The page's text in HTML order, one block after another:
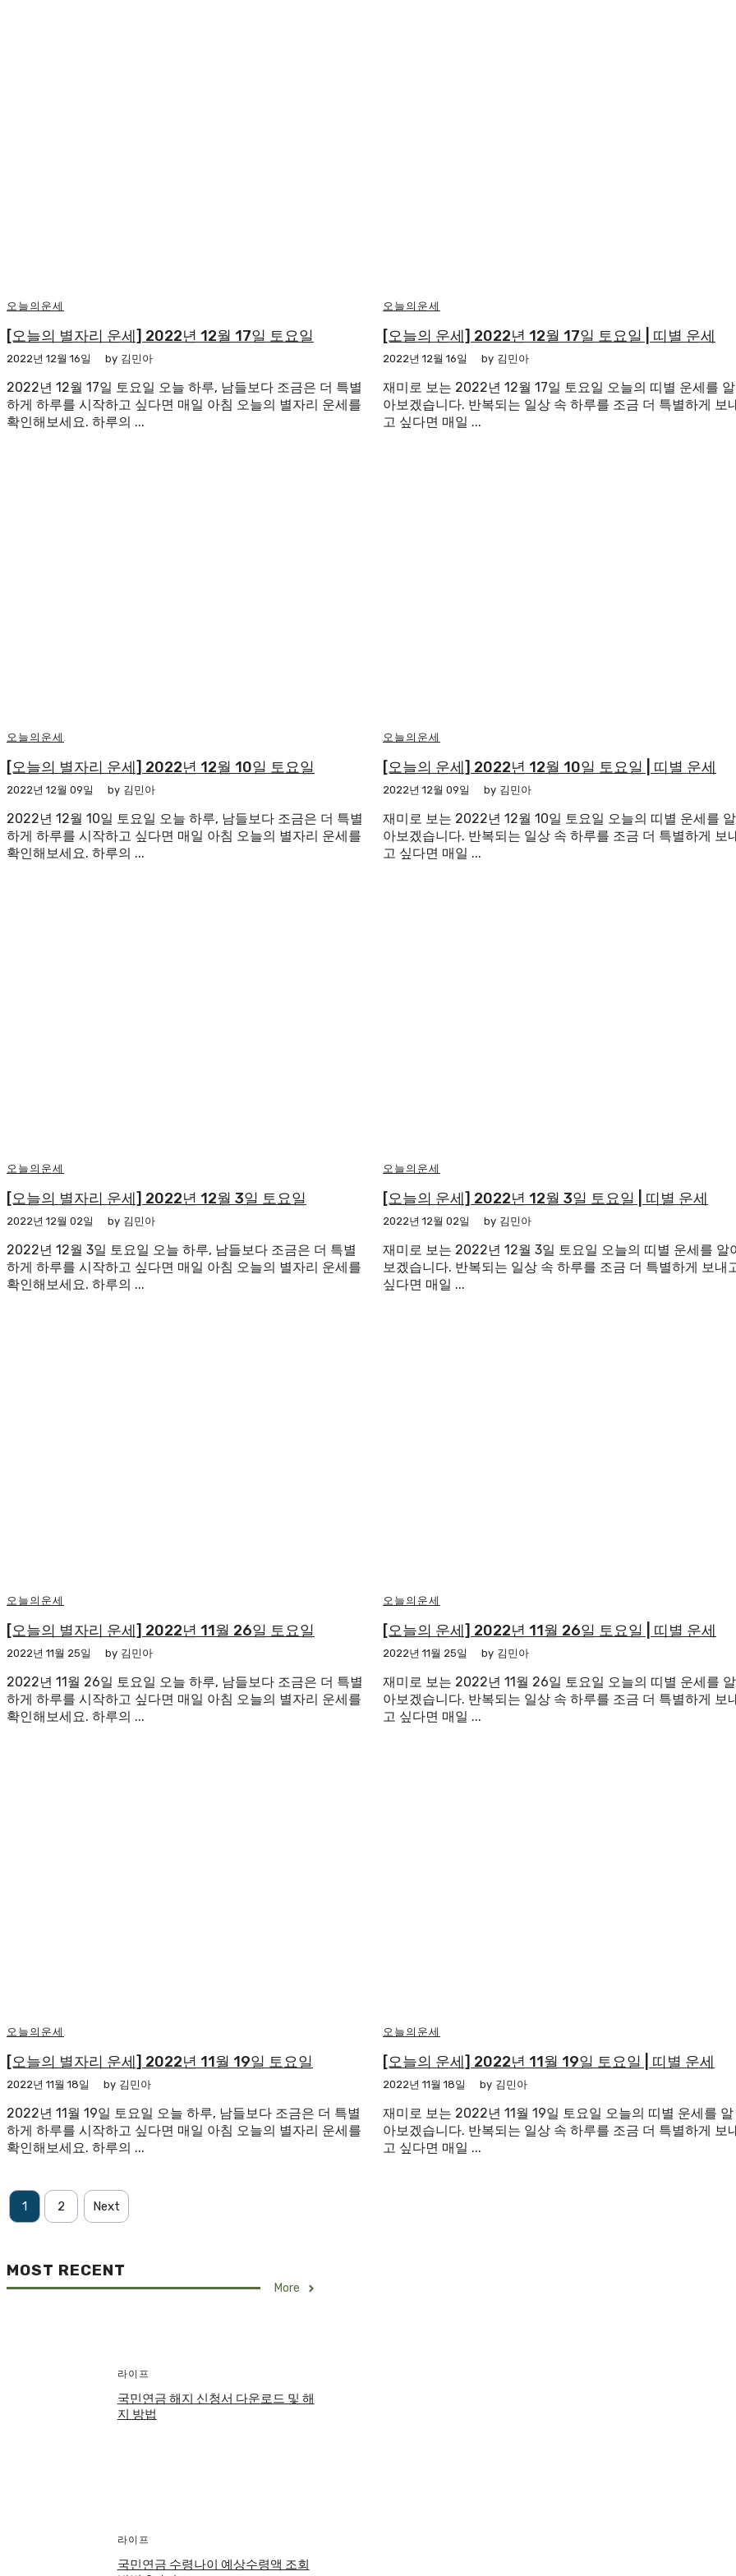
오늘의운세
[오늘의 별자리 운세] 2022년 12월 17일 토요일
2022년 12월 16일 by 김민아
2022년 12월 17일 토요일 오늘 하루, 남들보다 조금은 더 특별
하게 하루를 시작하고 싶다면 매일 아침 오늘의 별자리 운세를
확인해보세요. 하루의 ...
오늘의운세
[오늘의 운세] 2022년 12월 17일 토요일 | 띠별 운세
2022년 12월 16일 by 김민아
재미로 보는 2022년 12월 17일 토요일 오늘의 띠별 운세를 알
아보겠습니다. 반복되는 일상 속 하루를 조금 더 특별하게 보
고 싶다면 매일 ...
오늘의운세
[오늘의 별자리 운세] 2022년 12월 10일 토요일
2022년 12월 09일 by 김민아
2022년 12월 10일 토요일 오늘 하루, 남들보다 조금은 더 특별
하게 하루를 시작하고 싶다면 매일 아침 오늘의 별자리 운세를
확인해보세요. 하루의 ...
오늘의운세
[오늘의 운세] 2022년 12월 10일 토요일 | 띠별 운세
2022년 12월 09일 by 김민아
재미로 보는 2022년 12월 10일 토요일 오늘의 띠별 운세를 알
아보겠습니다. 반복되는 일상 속 하루를 조금 더 특별하게 보
고 싶다면 매일 ...
오늘의운세
[오늘의 별자리 운세] 2022년 12월 3일 토요일
2022년 12월 02일 by 김민아
2022년 12월 3일 토요일 오늘 하루, 남들보다 조금은 더 특별
하게 하루를 시작하고 싶다면 매일 아침 오늘의 별자리 운세를
확인해보세요. 하루의 ...
오늘의운세
[오늘의 운세] 2022년 12월 3일 토요일 | 띠별 운세
2022년 12월 02일 by 김민아
재미로 보는 2022년 12월 3일 토요일 오늘의 띠별 운세를 알
보겠습니다. 반복되는 일상 속 하루를 조금 더 특별하게 보내
싶다면 매일 ...
오늘의운세
[오늘의 별자리 운세] 2022년 11월 26일 토요일
2022년 11월 25일 by 김민아
2022년 11월 26일 토요일 오늘 하루, 남들보다 조금은 더 특별
하게 하루를 시작하고 싶다면 매일 아침 오늘의 별자리 운세를
확인해보세요. 하루의 ...
오늘의운세
[오늘의 운세] 2022년 11월 26일 토요일 | 띠별 운세
2022년 11월 25일 by 김민아
재미로 보는 2022년 11월 26일 토요일 오늘의 띠별 운세를 알
아보겠습니다. 반복되는 일상 속 하루를 조금 더 특별하게 보
고 싶다면 매일 ...
오늘의운세
[오늘의 별자리 운세] 2022년 11월 19일 토요일
2022년 11월 18일 by 김민아
2022년 11월 19일 토요일 오늘 하루, 남들보다 조금은 더 특별
하게 하루를 시작하고 싶다면 매일 아침 오늘의 별자리 운세를
확인해보세요. 하루의 ...
오늘의운세
[오늘의 운세] 2022년 11월 19일 토요일 | 띠별 운세
2022년 11월 18일 by 김민아
재미로 보는 2022년 11월 19일 토요일 오늘의 띠별 운세를 알
아보겠습니다. 반복되는 일상 속 하루를 조금 더 특별하게 보
고 싶다면 매일 ...
1 2 Next
MOST RECENT
More
라이프
국민연금 해지 신청서 다운로드 및 해
지 방법
라이프
국민연금 수령나이 예상수령액 조회